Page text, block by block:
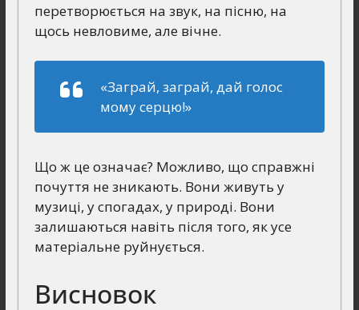
перетворюється на звук, на пісню, на
щось невловиме, але вічне.
«Заграй, заграй, дай голос
мому серцю!»
Що ж це означає? Можливо, що справжні
почуття не зникають. Вони живуть у
музиці, у спогадах, у природі. Вони
залишаються навіть після того, як усе
матеріальне руйнується.
Висновок